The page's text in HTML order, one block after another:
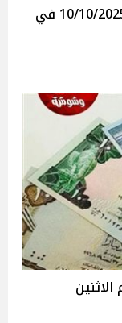
سعر الدولار الأمريكي اليوم الجمعة 10/10/2025 في